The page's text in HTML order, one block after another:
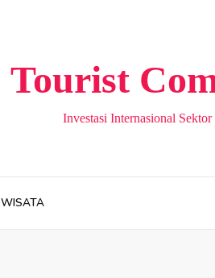
Tourist
Investasi Internasional Sektor
WISATA